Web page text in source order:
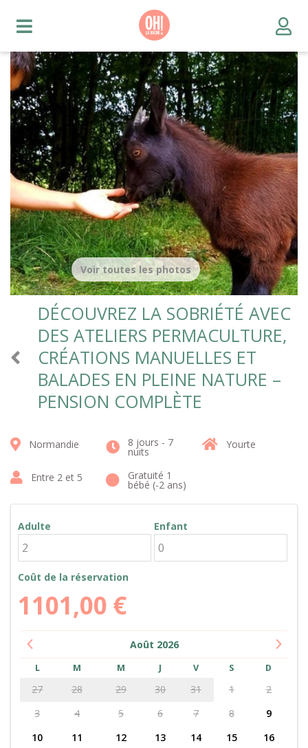
DÉCOUVREZ LA SOBRIÉTÉ AVEC
DES ATELIERS PERMACULTURE,
CRÉATIONS MANUELLES ET
BALADES EN PLEINE NATURE –
PENSION COMPLÈTE
Voir toutes les photos
Normandie 8 jours - 7
nuits
Yourte
Entre 2 et 5 Gratuité 1
bébé (-2 ans)
Adulte Enfant
Coût de la réservation
1101,00 €
Août 2026
L M M J V S D
27 28 29 30 31 1
2
3
4 5 6 7 8
9
10
11 12 13 14 15
16